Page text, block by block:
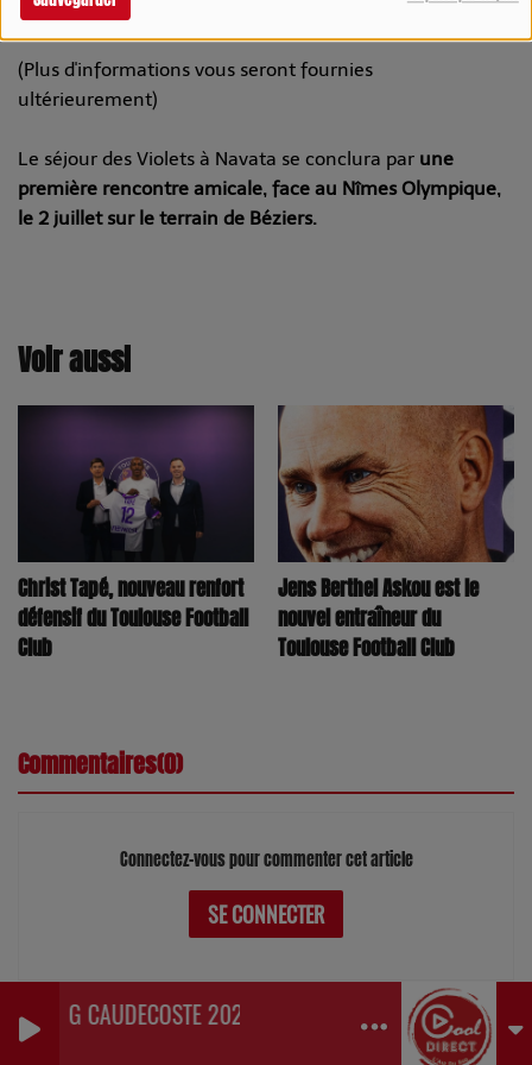
CAUDECOSTE 2026
0
Km. 46, 17744 Navata, Girona, Espagne
(Plus d'informations vous seront fournies
ultérieurement)
Le séjour des Violets à Navata se conclura par une
première rencontre amicale, face au Nîmes Olympique,
le 2 juillet sur le terrain de Béziers.
Voir aussi
Christ Tapé, nouveau renfort
défensif du Toulouse Football
Club
Jens Berthel Askou est le
nouvel entraîneur du
Toulouse Football Club
Commentaires(0)
Connectez-vous pour commenter cet article
SE CONNECTER